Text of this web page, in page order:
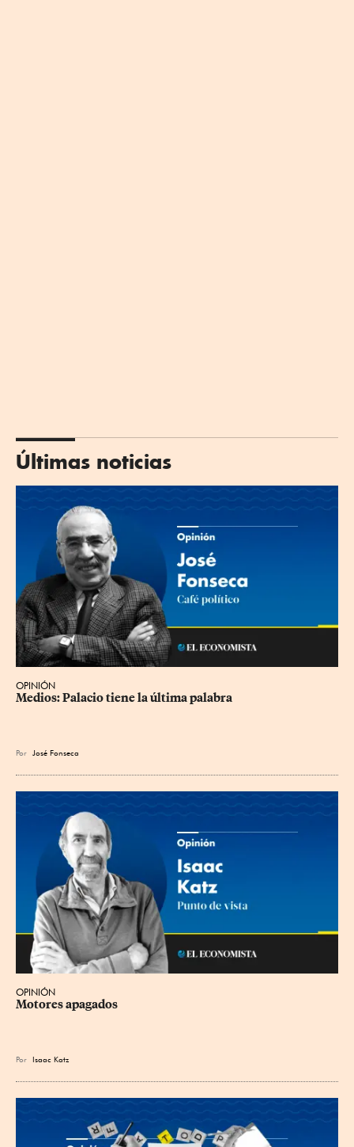
Últimas noticias
OPINIÓN
Medios: Palacio tiene la última palabra
Por José Fonseca
OPINIÓN
Motores apagados
Por Isaac Katz